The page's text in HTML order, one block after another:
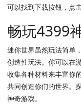
可以找到下载按钮，点
畅玩4399
迷你世界虽然玩法简单
创造性玩法。你可以在
收集各种材料来丰富你
共同创造你们的世界。
神奇游戏。